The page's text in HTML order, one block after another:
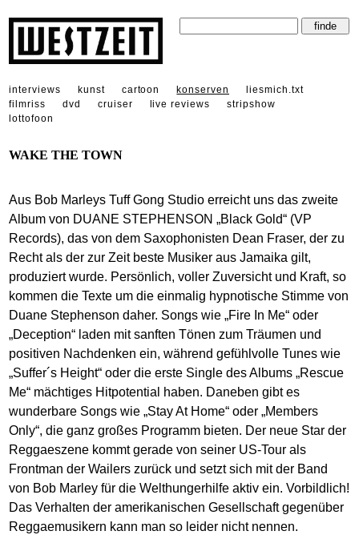
interviews kunst cartoon konserven
liesmich.txt
filmriss
dvd cruiser live reviews
stripshow
lottofoon
WAKE THE TOWN
Aus Bob Marleys Tuff Gong Studio erreicht uns das zweite
Album von DUANE STEPHENSON „Black Gold“ (VP
Records), das von dem Saxophonisten Dean Fraser, der zu
Recht als der zur Zeit beste Musiker aus Jamaika gilt,
produziert wurde. Persönlich, voller Zuversicht und Kraft, so
kommen die Texte um die einmalig hypnotische Stimme von
Duane Stephenson daher. Songs wie „Fire In Me“ oder
„Deception“ laden mit sanften Tönen zum Träumen und
positiven Nachdenken ein, während gefühlvolle Tunes wie
„Suffer´s Height“ oder die erste Single des Albums „Rescue
Me“ mächtiges Hitpotential haben. Daneben gibt es
wunderbare Songs wie „Stay At Home“ oder „Members
Only“, die ganz großes Programm bieten. Der neue Star der
Reggaeszene kommt gerade von seiner US-Tour als
Frontman der Wailers zurück und setzt sich mit der Band
von Bob Marley für die Welthungerhilfe aktiv ein. Vorbildlich!
Das Verhalten der amerikanischen Gesellschaft gegenüber
Reggaemusikern kann man so leider nicht nennen.